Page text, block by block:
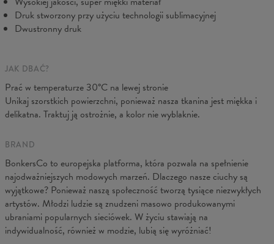
Druk stworzony przy użyciu technologii sublimacyjnej
Dwustronny druk
JAK DBAĆ?
Prać w temperaturze 30°C na lewej stronie
Unikaj szorstkich powierzchni, ponieważ nasza tkanina jest miękka i
delikatna. Traktuj ją ostrożnie, a kolor nie wyblaknie.
BRAND
BonkersCo to europejska platforma, która pozwala na spełnienie
najodważniejszych modowych marzeń. Dlaczego nasze ciuchy są
wyjątkowe? Ponieważ naszą społeczność tworzą tysiące niezwykłych
artystów. Młodzi ludzie są znudzeni masowo produkowanymi
ubraniami popularnych sieciówek. W życiu stawiają na
indywidualność, również w modzie, lubią się wyróżniać!